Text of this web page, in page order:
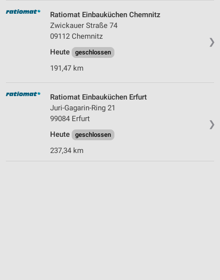
❯
Ratiomat Einbauküchen Chemnitz
Zwickauer Straße 74
09112 Chemnitz
Heute
geschlossen
191,47 km
❯
Ratiomat Einbauküchen Erfurt
Juri-Gagarin-Ring 21
99084 Erfurt
Heute
geschlossen
237,34 km